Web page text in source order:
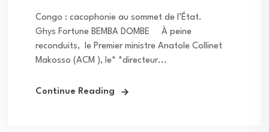
Congo : cacophonie au sommet de l’État.
Ghys Fortune BEMBA DOMBE À peine
reconduits, le Premier ministre Anatole Collinet
Makosso (ACM ), le* *directeur...
Continue Reading